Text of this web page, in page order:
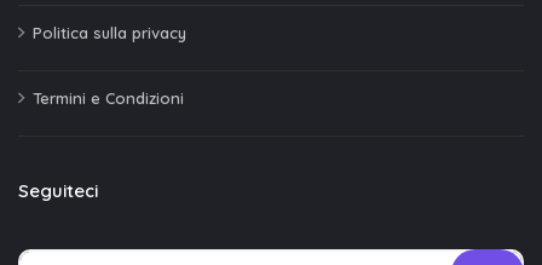
Politica sulla privacy
Termini e Condizioni
Seguiteci